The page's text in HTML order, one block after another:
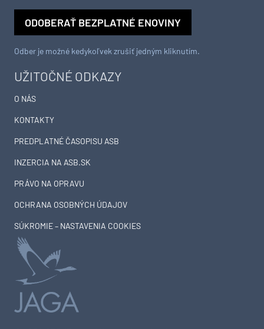
UŽITOČNÉ ODKAZY
O NÁS
KONTAKTY
PREDPLATNÉ ČASOPISU ASB
INZERCIA NA ASB.SK
PRÁVO NA OPRAVU
OCHRANA OSOBNÝCH ÚDAJOV
SÚKROMIE – NASTAVENIA COOKIES
ODOBERAŤ BEZPLATNÉ ENOVINY
Odber je možné kedykoľvek zrušiť jedným kliknutím.